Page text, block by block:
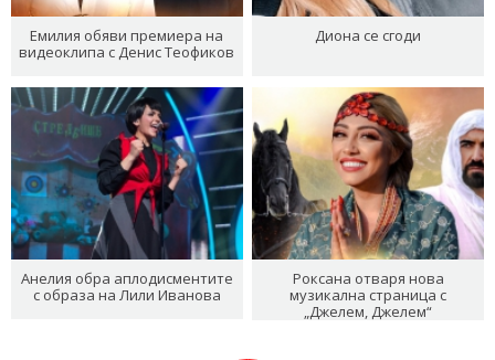
Емилия обяви премиера на
видеоклипа с Денис Теофиков
Диона се сгоди
Анелия обра аплодисментите
с образа на Лили Иванова
Роксана отваря нова
музикална страница с
„Джелем, Джелем“